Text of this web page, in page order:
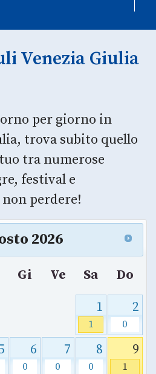
Venezia Giulia
per giorno in
trova subito quello
tra numerose
festival e
perdere!
2026
Gi Ve Sa
Do
1
1
2
0
6
0
7
0
8
0
9
1